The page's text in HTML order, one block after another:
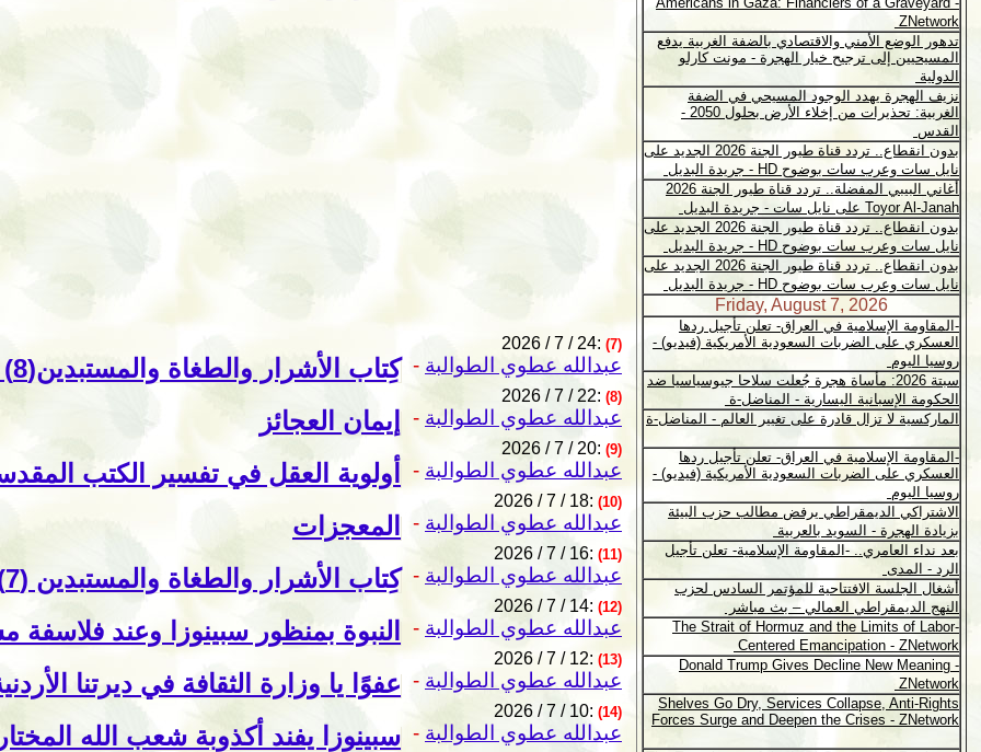
2026 / 7 / 24: (7)
كِتاب الأشرار والطغاة والمستبدين(8) لا بديل عن القوات المسلحة الوطنية- عبدالله عطوي الطوالبة
2026 / 7 / 22: (8)
إيمان العجائز - عبدالله عطوي الطوالبة
2026 / 7 / 20: (9)
أولوية العقل في تفسير الكتب - عبدالله عطوي الطوالبة
2026 / 7 / 18: (10)
المعجزات - عبدالله عطوي الطوالبة
2026 / 7 / 16: (11)
كِتاب الأشرار والطغاة والمستبدين (7). المرتزقة- عبدالله عطوي الطوالبة
2026 / 7 / 14: (12)
النبوة بمنظور سبينوزا وعند فلاسفة - عبدالله عطوي الطوالبة
2026 / 7 / 12: (13)
عفوًا يا وزارة الثقافة في ديرتنا - عبدالله عطوي الطوالبة
2026 / 7 / 10: (14)
سبينوزا يفند أكذوبة شعب الله - عبدالله عطوي الطوالبة